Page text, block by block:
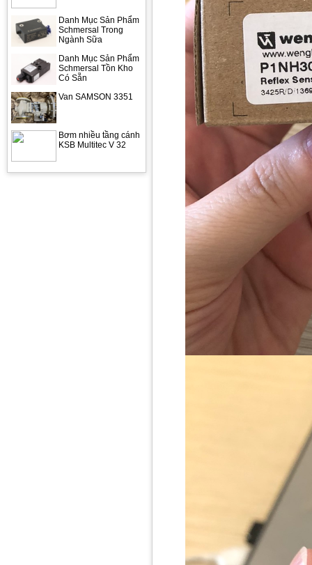
Danh Mục Sản Phẩm
Schmersal Trong
Ngành Sữa
Danh Mục Sản Phẩm
Schmersal Tồn Kho
Có Sẵn
Van SAMSON 3351
Bơm nhiều tầng cánh
KSB Multitec V 32